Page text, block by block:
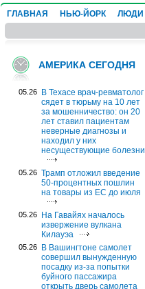
ГЛАВНАЯ НЬЮ-ЙОРК ЛЮДИ
АМЕРИКА СЕГОДНЯ
05.26
В Техасе врач-ревматолог
сядет в тюрьму на 10 лет
за мошенничество: он 20
лет ставил пациентам
неверные диагнозы и
находил у них
несуществующие болезни
05.26 Трамп отложил введение
50-процентных пошлин
на товары из ЕС до июля
05.26
На Гавайях началось
извержение вулкана
Килауэа
05.26
В Вашингтоне самолет
совершил вынужденную
посадку из-за попытки
буйного пассажира
открыть дверь самолета